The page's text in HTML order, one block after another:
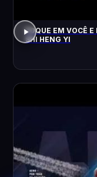
FOQUE EM VOCÊ
SHI HENG YI